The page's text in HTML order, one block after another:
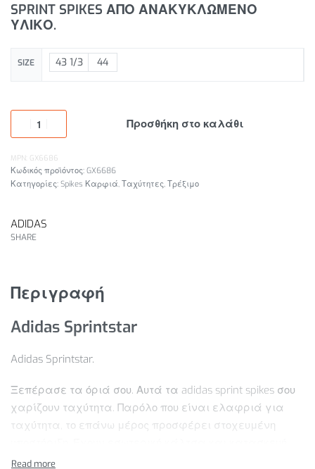
SPRINT SPIKES ΑΠΟ ΑΝΑΚΥΚΛΩΜΕΝΟ
ΥΛΙΚΟ.
SIZE 43 1/3 44
Προσθήκη στο καλάθι
MPN: GX6686
GX6686
Κατηγορίες: Spikes Καρφιά, Ταχύτητες, Τρέξιμο
ADIDAS
SHARE
Περιγραφή
Adidas Sprintstar
Adidas Sprintstar.
Ξεπέρασε τα όριά σου. Αυτά τα adidas sprint spikes σου
χαρίζουν ταχύτητα. Παρόλο που είναι ελαφριά για
ταχύτητα, το επάνω μέρος προσφέρει στοχευμένη
σαν μποτάκι για επιπλέον σταθερότητα.